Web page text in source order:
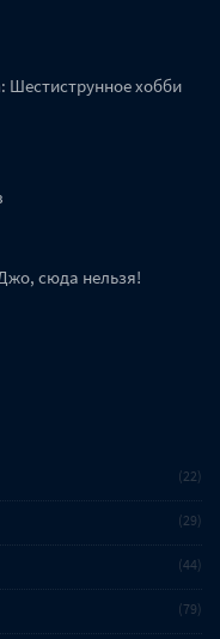
Шестиструнное хобби
сюда нельзя!
22
29
44
79